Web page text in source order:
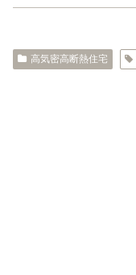
高気密高断熱住宅